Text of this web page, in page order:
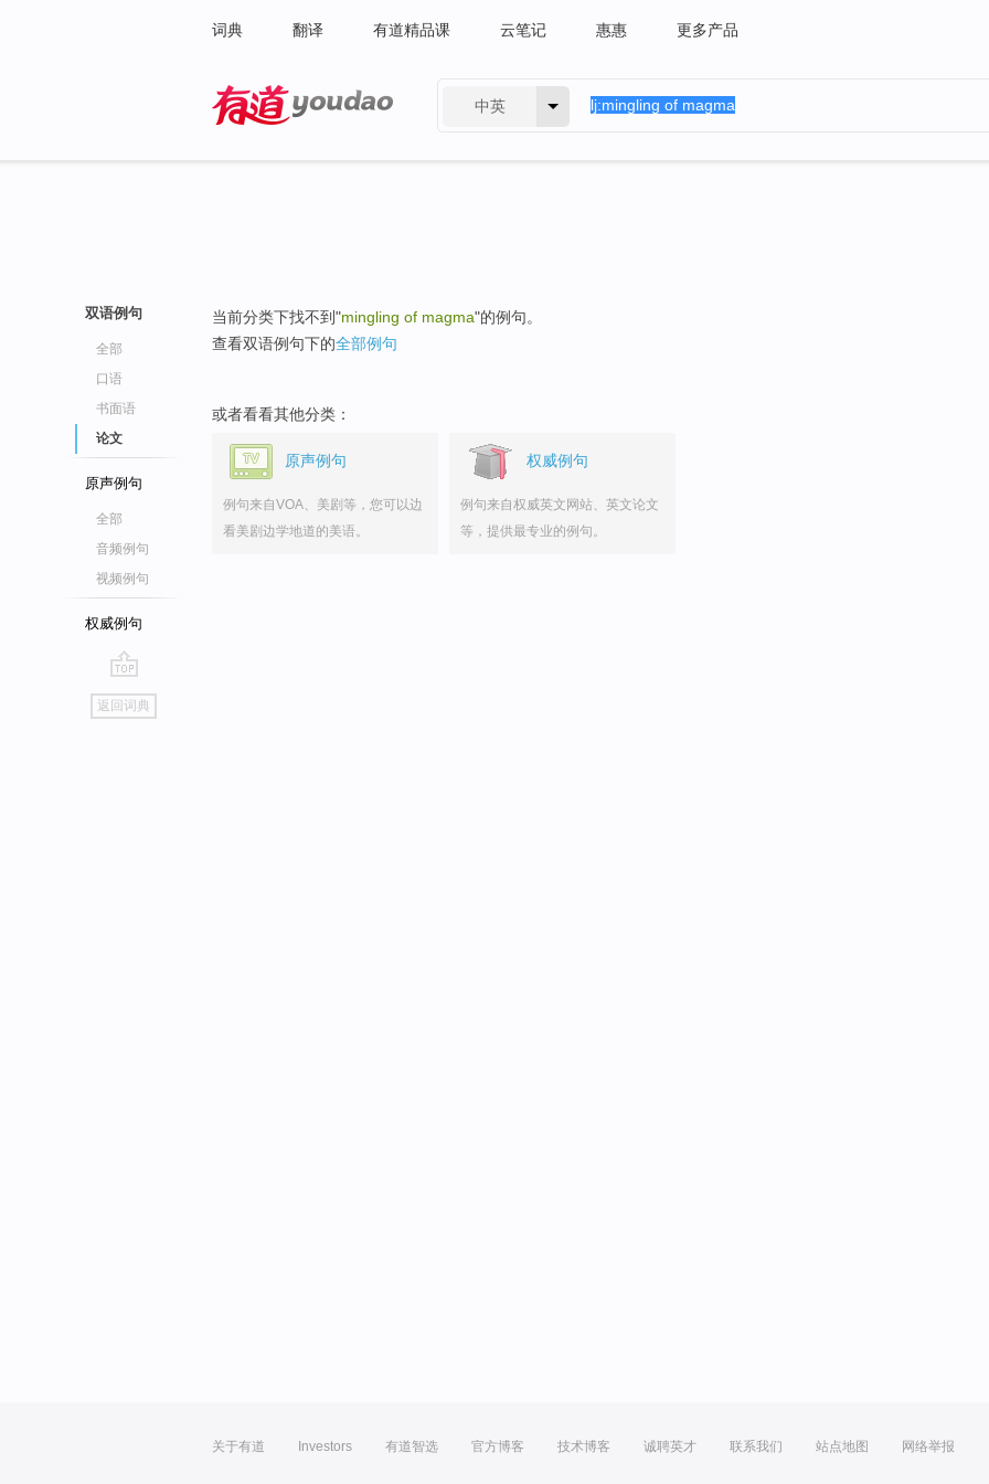
词典 翻译 有道精品课 云笔记 惠惠 更多产品
中英
双语例句
全部
口语
书面语
论文
原声例句
全部
音频例句
视频例句
权威例句
go
top
返回词典
当前分类下找不到"mingling of magma"的例句。
查看双语例句下的全部例句
或者看看其他分类：
原声例句
例句来自VOA、美剧等，您可以边
看美剧边学地道的美语。
权威例句
例句来自权威英文网站、英文论文
等，提供最专业的例句。
关于有道 Investors 有道智选 官方博客 技术博客 诚聘英才 联系我们 站点地图 网络举报